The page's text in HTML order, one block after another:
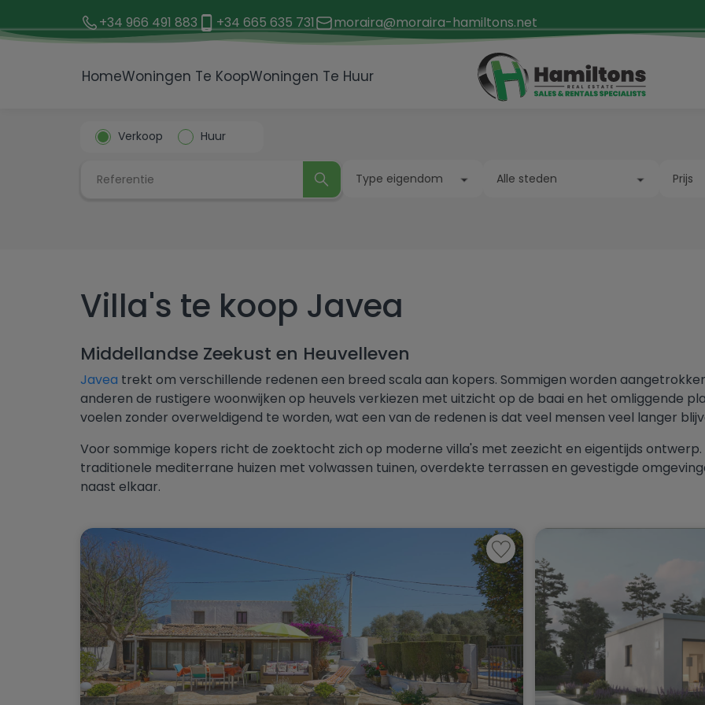
+34 966 491 883 +34 665 635 731 moraira@moraira-hamiltons.net
HomeWoningen Te KoopWoningen Te Huur
Verkoop Huur
Type eigendom
Bungalow
Duplex
Finca
Huis in stad
Alle steden
Algorfa
Almoradí
Aspe
Benialí
Benidoleig
Benidorm
Benigembla
Benijófar
Benissa
Prijs
Zwembad
Tuin
Eigendom Status
Alle eigenschappen Alleen
Toon
Villa's te koop Javea
Middellandse Zeekust en Heuvelleven
Javea trekt om verschillende redenen een breed scala aan kopers. Sommigen worden
anderen de rustigere woonwijken op heuvels verkiezen met uitzicht op de baai en het omliggende
voelen zonder overweldigend te worden, wat een van de redenen is dat veel mensen veel langer
Voor sommige kopers richt de zoektocht zich op moderne villa's met zeezicht en eigentijds
traditionele mediterrane huizen met volwassen tuinen, overdekte terrassen en gevestigde
naast elkaar.